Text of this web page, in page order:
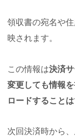
領収書の宛名や
映されます。
この情報は決済
変更しても情報
ロードすることは
次回決済時から